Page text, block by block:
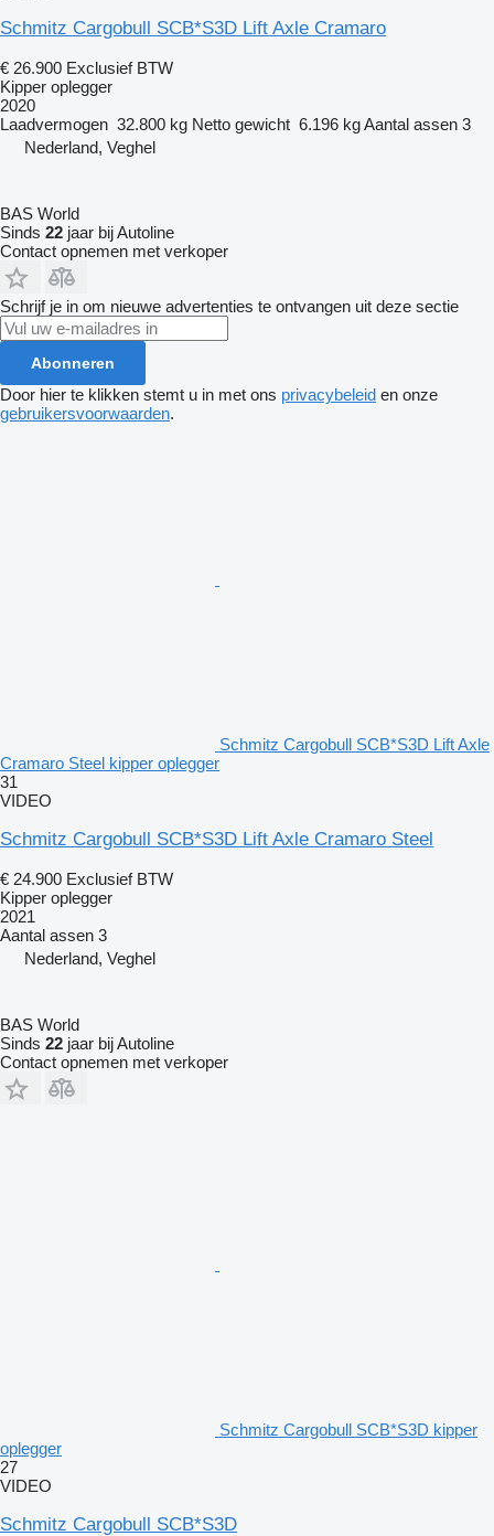
Schmitz Cargobull SCB*S3D Lift Axle Cramaro
€ 26.900 Exclusief BTW
Kipper oplegger
2020
Laadvermogen 32.800 kg Netto gewicht 6.196 kgAantal assen 3
Nederland, Veghel
BAS World
Sinds 22 jaar bij Autoline
Contact opnemen met verkoper
Schrijf je in om nieuwe advertenties te ontvangen uit deze sectie
Abonneren
Door hier te klikken stemt u in met ons privacybeleid en onze
gebruikersvoorwaarden.
Schmitz Cargobull SCB*S3D Lift Axle
Cramaro Steel kipper oplegger
31
VIDEO
Schmitz Cargobull SCB*S3D Lift Axle Cramaro Steel
€ 24.900 Exclusief BTW
Kipper oplegger
2021
Aantal assen 3
Nederland, Veghel
BAS World
Sinds 22 jaar bij Autoline
Contact opnemen met verkoper
Schmitz Cargobull SCB*S3D kipper
oplegger
27
VIDEO
Schmitz Cargobull SCB*S3D